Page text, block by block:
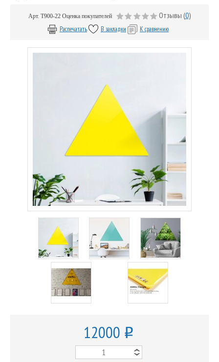
Арт. Т900-22 Оценка покупателей Отзывы (0)
Распечатать В закладки К сравнению
12000 o